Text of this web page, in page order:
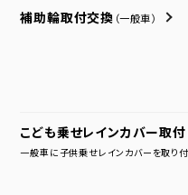
補助輪取付交換 （一般車）
こども乗せレインカバー取付
一般車に子供乗せレインカバーを取り付